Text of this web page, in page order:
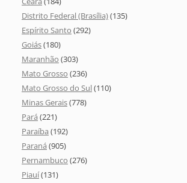
Distrito Federal (Brasília)(135)
Espírito Santo (292)
Goiás(180)
Maranhão (303)
Mato Grosso (236)
Mato Grosso do Sul(110)
Minas Gerais(778)
Pará (221)
Paraíba (192)
Paraná (905)
Pernambuco (276)
Piauí(131)